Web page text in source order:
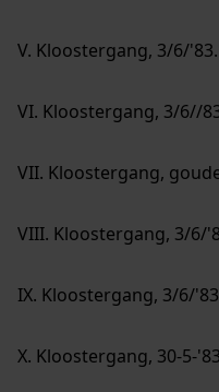
V. Kloostergang, 3/6/
VI. Kloostergang, 3/6//
VII. Kloostergang,
VIII. Kloostergang, 3/6/
IX. Kloostergang, 3/6/
X. Kloostergang, 30-5-